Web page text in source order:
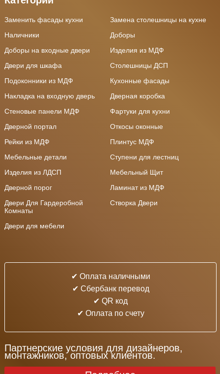
Заменить фасады кухни
Замена столешницы на кухне
Наличники
Доборы
Доборы на входные двери
Изделия из МДФ
Двери для шкафа
Столешницы ДСП
Подоконники из МДФ
Кухонные фасады
Накладка на входную дверь
Дверная коробка
Стеновые панели МДФ
Фартуки для кухни
Дверной портал
Откосы оконные
Рейки из МДФ
Плинтус МДФ
Мебельные детали
Ступени для лестниц
Изделия из ЛДСП
Мебельный Щит
Дверной порог
Ламинат из МДФ
Двери Для Гардеробной
Комнаты
Створка Двери
Двери для мебели
✔ Оплата наличными
✔ Cбербанк перевод
✔ QR код
✔ Оплата по счету
Партнерские условия для дизайнеров,
монтажников, оптовых клиентов.